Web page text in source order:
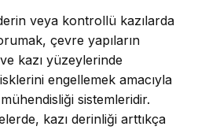
veya kontrollü kazılarda
çevre yapıların
kazı yüzeylerinde
engellemek amacıyla
sistemleridir.
kazı derinliği arttıkça